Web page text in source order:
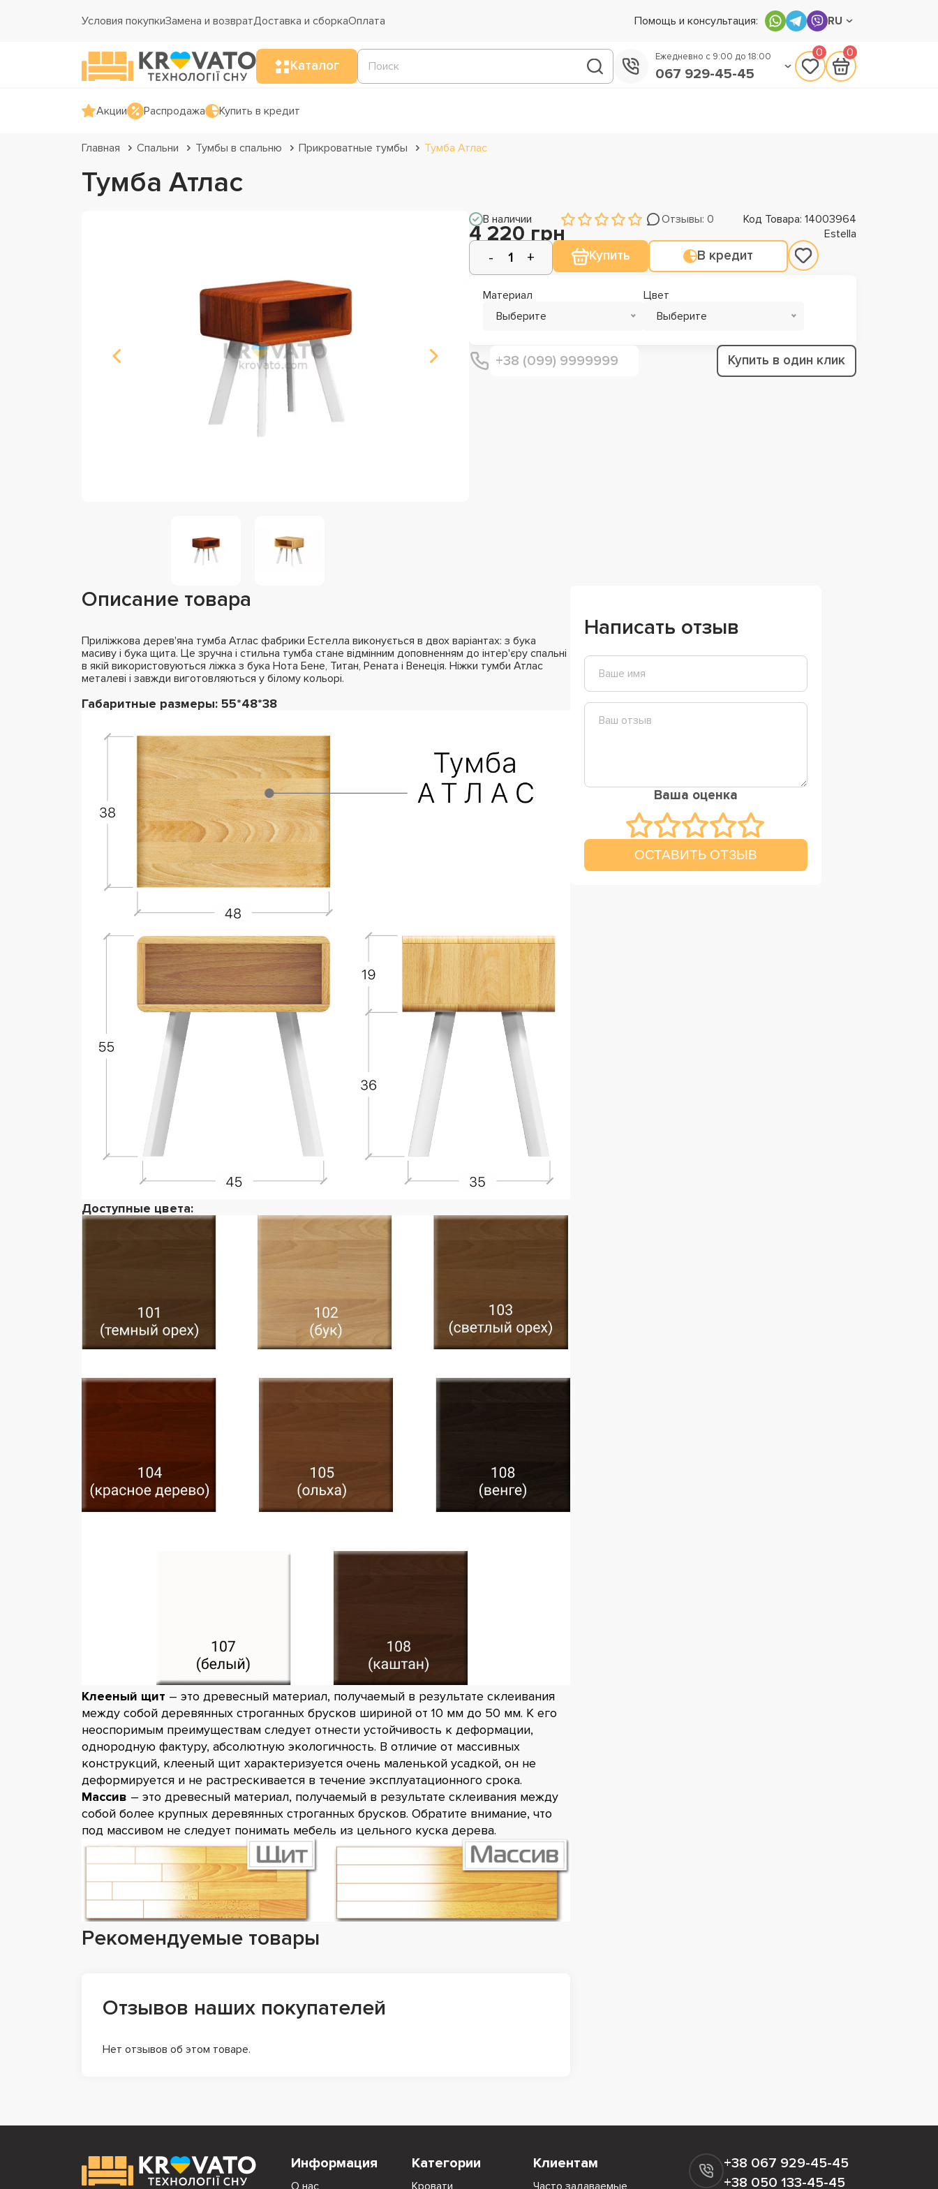
Условия покупкиЗамена и возвратДоставка и сборкаОплата Помощь и консультация: RU
Каталог
Ежедневно с 9:00 до 18:00
067 929-45-45
0 0
Акции Распродажа Купить в кредит
Главная Спальни Тумбы в спальню Прикроватные тумбы Тумба Атлас
Тумба Атлас
В наличии Отзывы: 0 Код Товара: 14003964
4 220 грн Estella
Купить В кредит
Материал
Выберите
Цвет
Выберите
Купить в один клик
Описание товара
Приліжкова дерев'яна тумба Атлас фабрики Естелла виконується в двох варіантах: з бука
масиву і бука щита. Це зручна і стильна тумба стане відмінним доповненням до інтер'єру спальні
в якій використовуються ліжка з бука Нота Бене, Титан, Рената і Венеція. Ніжки тумби Атлас
металеві і завжди виготовляються у білому кольорі.
Габаритные размеры: 55*48*38
Доступные цвета:
Клееный щит – это древесный материал, получаемый в результате склеивания
между собой деревянных строганных брусков шириной от 10 мм до 50 мм. К его
неоспоримым преимуществам следует отнести устойчивость к деформации,
однородную фактуру, абсолютную экологичность. В отличие от массивных
конструкций, клееный щит характеризуется очень маленькой усадкой, он не
деформируется и не растрескивается в течение эксплуатационного срока.
Массив – это древесный материал, получаемый в результате склеивания между
собой более крупных деревянных строганных брусков. Обратите внимание, что
под массивом не следует понимать мебель из цельного куска дерева.
Рекомендуемые товары
Отзывов наших покупателей
Нет отзывов об этом товаре.
Написать отзыв
Ваша оценка
ОСТАВИТЬ ОТЗЫВ
Информация Категории Клиентам
+38 067 929-45-45
+38 050 133-45-45